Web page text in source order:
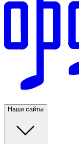
Наши сайты